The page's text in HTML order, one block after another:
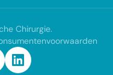
Chirurgie.